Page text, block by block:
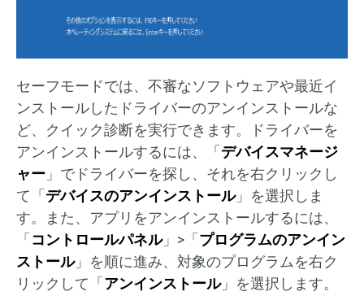
セーフモードでは、不審なソフトウェアや最近イ
ンストールしたドライバーのアンインストールな
ど、クイック診断を実行できます。ドライバーを
アンインストールするには、「デバイスマネージ
ャー 」でドライバーを探し、それを右クリックし
て「デバイスのアンインストール」を選択しま
す。また、アプリをアンインストールするには、
「コントロールパネル」>「プログラムのアンイン
ストール」を順に進み、対象のプログラムを右ク
リックして「アンインストール」を選択します。